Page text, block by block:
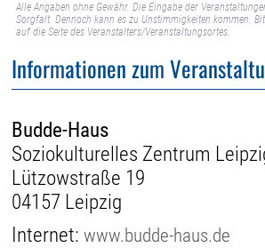
Alle Angaben ohne Gewähr. Die Eingabe der
Sorgfalt. Dennoch kann es zu Unstimmigkeiten kommen.
auf die Seite des Veranstalters/Veranstaltungsortes.
Informationen zum
Budde-Haus
Soziokulturelles Zentrum
Lützowstraße 19
04157 Leipzig
Internet:www.budde-haus.de